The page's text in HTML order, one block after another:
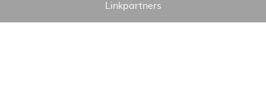
Linkpartners